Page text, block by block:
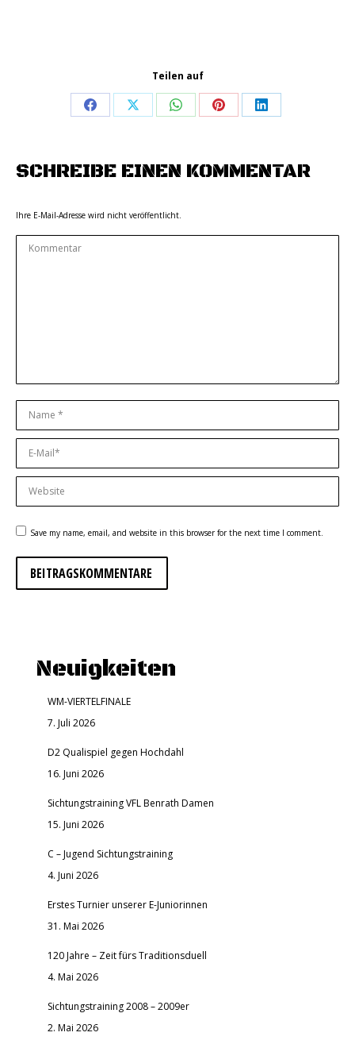
Teilen auf
Share
Facebook
Share
X
Share
WhatsApp
Share
Pinterest
Share
LinkedIn
SCHREIBE EINEN KOMMENTAR
Ihre E-Mail-Adresse wird nicht veröffentlicht.
Kommentar
Name *
E-Mail *
Website
Save my name, email, and website in this browser for the next time I comment.
BEITRAGSKOMMENTARE
Neuigkeiten
WM-VIERTELFINALE
7. Juli 2026
D2 Qualispiel gegen Hochdahl
16. Juni 2026
Sichtungstraining VFL Benrath Damen
15. Juni 2026
C – Jugend Sichtungstraining
4. Juni 2026
Erstes Turnier unserer E-Juniorinnen
31. Mai 2026
120 Jahre – Zeit fürs Traditionsduell
4. Mai 2026
Sichtungstraining 2008 – 2009er
2. Mai 2026